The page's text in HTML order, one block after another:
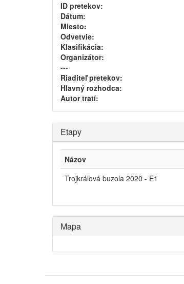
ID pretekov:
Dátum:
Miesto:
Odvetvie:
Klasifikácia:
Organizátor:
---
Riaditeľ pretekov:
Hlavný rozhodca:
Autor tratí:
Etapy
Názov
Trojkráľová buzola 2020 - E1
Mapa